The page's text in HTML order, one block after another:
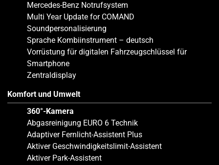
Mercedes-Benz Notrufsystem
Multi Year Update for COMAND
Soundpersonalisierung
Sprache Kombiinstrument – deutsch
Vorrüstung für digitalen Fahrzeugschlüssel für
Smartphone
Zentraldisplay
Komfort und Umwelt
360°-Kamera
Abgasreinigung EURO 6 Technik
Adaptiver Fernlicht-Assistent Plus
Aktiver Geschwindigkeitslimit-Assistent
Aktiver Park-Assistent